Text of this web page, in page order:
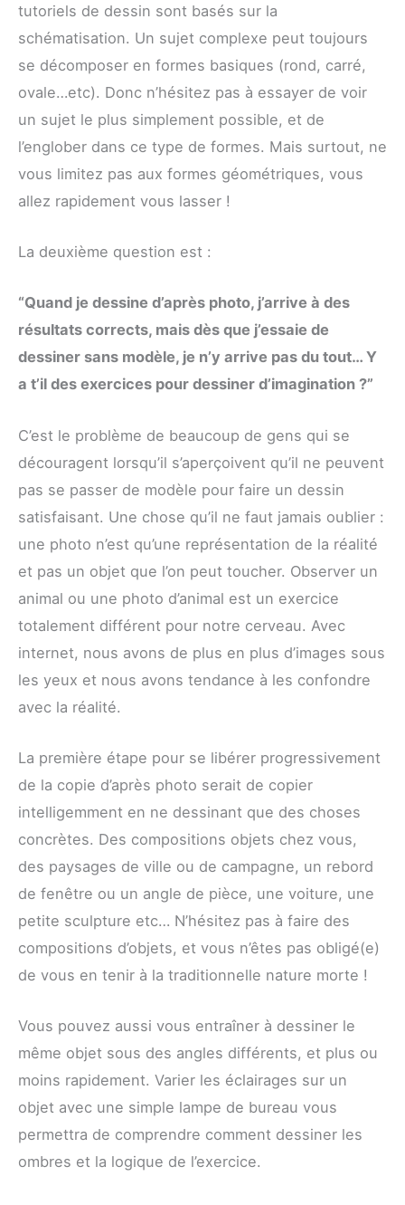
tutoriels de dessin sont basés sur la
schématisation. Un sujet complexe peut toujours
se décomposer en formes basiques (rond, carré,
ovale…etc). Donc n’hésitez pas à essayer de voir
un sujet le plus simplement possible, et de
l’englober dans ce type de formes. Mais surtout, ne
vous limitez pas aux formes géométriques, vous
allez rapidement vous lasser !
La deuxième question est :
“Quand je dessine d’après photo, j’arrive à des
résultats corrects, mais dès que j’essaie de
dessiner sans modèle, je n’y arrive pas du tout… Y
a t’il des exercices pour dessiner d’imagination ?”
C’est le problème de beaucoup de gens qui se
découragent lorsqu’il s’aperçoivent qu’il ne peuvent
pas se passer de modèle pour faire un dessin
satisfaisant. Une chose qu’il ne faut jamais oublier :
une photo n’est qu’une représentation de la réalité
et pas un objet que l’on peut toucher. Observer un
animal ou une photo d’animal est un exercice
totalement différent pour notre cerveau. Avec
internet, nous avons de plus en plus d’images sous
les yeux et nous avons tendance à les confondre
avec la réalité.
La première étape pour se libérer progressivement
de la copie d’après photo serait de copier
intelligemment en ne dessinant que des choses
concrètes. Des compositions objets chez vous,
des paysages de ville ou de campagne, un rebord
de fenêtre ou un angle de pièce, une voiture, une
petite sculpture etc… N’hésitez pas à faire des
compositions d’objets, et vous n’êtes pas obligé(e)
de vous en tenir à la traditionnelle nature morte !
Vous pouvez aussi vous entraîner à dessiner le
même objet sous des angles différents, et plus ou
moins rapidement. Varier les éclairages sur un
objet avec une simple lampe de bureau vous
permettra de comprendre comment dessiner les
ombres et la logique de l’exercice.